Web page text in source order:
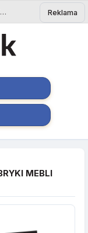
PRACOWNIK/CA PRODUKCJI - FABRYKI MEBLI FORTE S.A. - Ogłoszenie Bielsk Podlaski | eBielsk.pl Reklama
MEBLI